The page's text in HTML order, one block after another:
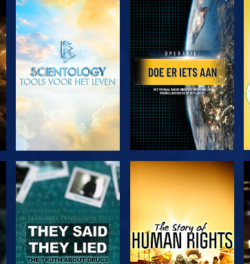
VERKEN DE SERIE
KIJK